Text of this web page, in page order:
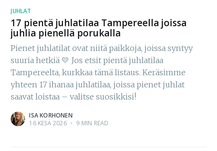
JUHLAT
17 pientä juhlatilaa Tampereella joissa
juhlia pienellä porukalla
Pienet juhlatilat ovat niitä paikkoja, joissa syntyy
suuria hetkiä 💛 Jos etsit pientä juhlatilaa
Tampereelta, kurkkaa tämä listaus. Keräsimme
yhteen 17 ihanaa juhlatilaa, joissa pienet juhlat
saavat loistaa – valitse suosikkisi!
ISA KORHONEN
16 KESÄ 2026 • 9 MIN READ